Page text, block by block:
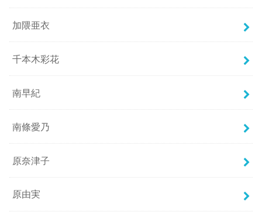
加隈亜衣
千本木彩花
南早紀
南條愛乃
原奈津子
原由実